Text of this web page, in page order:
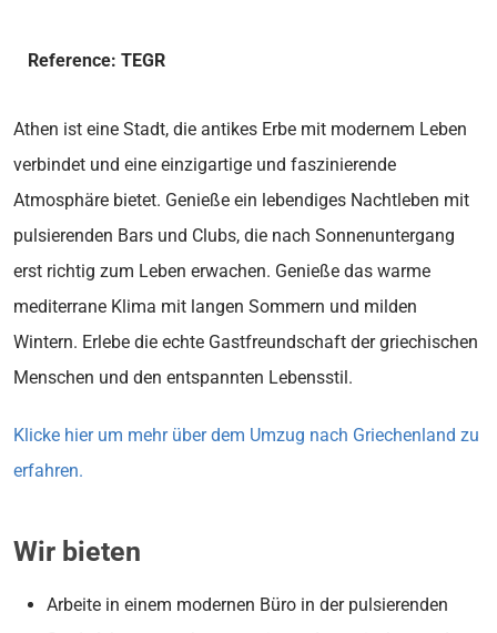
Reference: TEGR
Athen ist eine Stadt, die antikes Erbe mit modernem Leben
verbindet und eine einzigartige und faszinierende
Atmosphäre bietet. Genieße ein lebendiges Nachtleben mit
pulsierenden Bars und Clubs, die nach Sonnenuntergang
erst richtig zum Leben erwachen. Genieße das warme
mediterrane Klima mit langen Sommern und milden
Wintern. Erlebe die echte Gastfreundschaft der griechischen
Menschen und den entspannten Lebensstil.
Klicke hier um mehr über dem Umzug nach Griechenland zu
erfahren.
Wir bieten
Arbeite in einem modernen Büro in der pulsierenden